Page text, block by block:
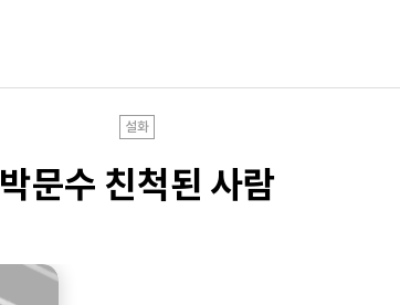
설화
박문수 친척된 사람